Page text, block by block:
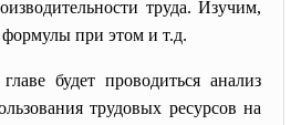
труда. Изучим,
при этом и т.д.
будет проводиться анализ
трудовых ресурсов на